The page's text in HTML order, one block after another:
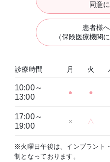
同意
患者様
（保険医療機関
診療時間 月 火
10:00～
13:00
● ●
17:00～
19:00
× △
※火曜日午後は、インプラント
制となっております。